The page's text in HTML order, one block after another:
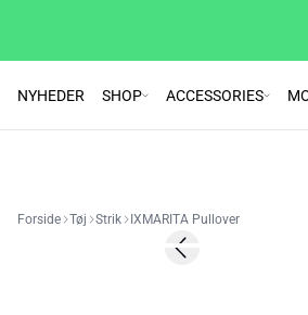
NYHEDER SHOP ACCESSORIES
Forside Tøj Strik IXMARITA Pullover
SALE | 50%
Previous slide